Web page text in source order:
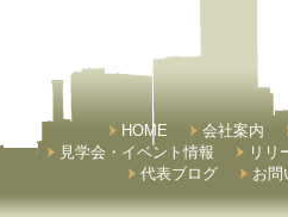
HOME 会社案内
見学会・イベント情報
リリ
代表ブログ
お問